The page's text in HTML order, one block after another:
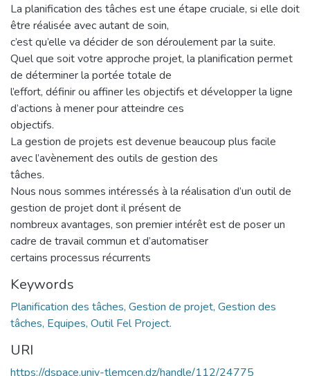
La planification des tâches est une étape cruciale, si elle doit
être réalisée avec autant de soin,
c’est qu’elle va décider de son déroulement par la suite.
Quel que soit votre approche projet, la planification permet
de déterminer la portée totale de
l’effort, définir ou affiner les objectifs et développer la ligne
d’actions à mener pour atteindre ces
objectifs.
La gestion de projets est devenue beaucoup plus facile
avec l’avènement des outils de gestion des
tâches.
Nous nous sommes intéressés à la réalisation d’un outil de
gestion de projet dont il présent de
nombreux avantages, son premier intérêt est de poser un
cadre de travail commun et d’automatiser
certains processus récurrents
Keywords
Planification des tâches, Gestion de projet, Gestion des
tâches, Equipes, Outil Fel Project.
URI
https://dspace.univ-tlemcen.dz/handle/112/24775